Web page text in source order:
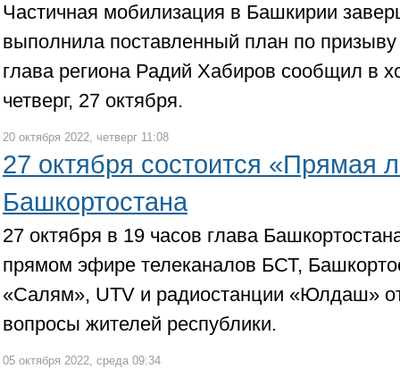
Частичная мобилизация в Башкирии
выполнила поставленный план по
глава региона Радий Хабиров сообщил в
четверг, 27 октября.
20 октября 2022, четверг 11:08
27 октября состоится «Прямая
Башкортостана
27 октября в 19 часов глава
прямом эфире телеканалов БСТ,
«Салям», UTV и радиостанции «Юлдаш»
вопросы жителей республики.
05 октября 2022, среда 09:34